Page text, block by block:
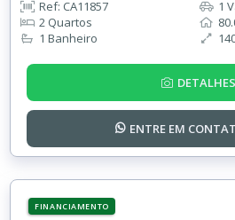
Ref: CA11857
2 Quartos
1 Banheiro
1
DETALHES
ENTRE EM
FINANCIAMENTO